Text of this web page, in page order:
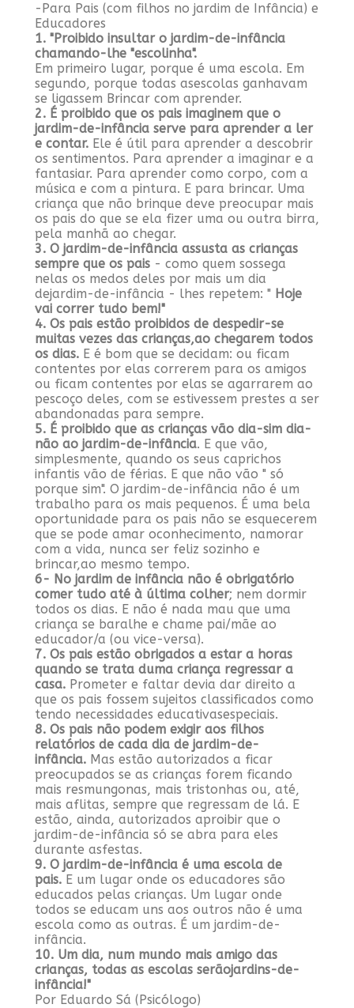
-Para Pais (com filhos no jardim de Infância) e
Educadores
1. "Proibido insultar o jardim-de-infância
chamando-lhe "escolinha".
Em primeiro lugar, porque é uma escola. Em
segundo, porque todas asescolas ganhavam
se ligassem Brincar com aprender.
2. É proibido que os pais imaginem que o
jardim-de-infância serve para aprender a ler
e contar.Ele é útil para aprender a descobrir
os sentimentos. Para aprender a imaginar e a
fantasiar. Para aprender como corpo, com a
música e com a pintura. E para brincar. Uma
criança que não brinque deve preocupar mais
os pais do que se ela fizer uma ou outra birra,
pela manhã ao chegar.
3. O jardim-de-infância assusta as crianças
sempre que os pais- como quem sossega
nelas os medos deles por mais um dia
dejardim-de-infância - lhes repetem: " Hoje
vai correr tudo bem!"
4. Os pais estão proibidos de despedir-se
muitas vezes das crianças,ao chegarem todos
os dias.E é bom que se decidam: ou ficam
contentes por elas correrem para os amigos
ou ficam contentes por elas se agarrarem ao
pescoço deles, com se estivessem prestes a ser
abandonadas para sempre.
5. É proibido que as crianças vão dia-sim dia-
não ao jardim-de-infância. E que vão,
simplesmente, quando os seus caprichos
infantis vão de férias. E que não vão " só
porque sim". O jardim-de-infância não é um
trabalho para os mais pequenos. É uma bela
oportunidade para os pais não se esquecerem
que se pode amar oconhecimento, namorar
com a vida, nunca ser feliz sozinho e
brincar,ao mesmo tempo.
6- No jardim de infância não é obrigatório
comer tudo até à última colher; nem dormir
todos os dias. E não é nada mau que uma
criança se baralhe e chame pai/mãe ao
educador/a (ou vice-versa).
7. Os pais estão obrigados a estar a horas
quando se trata duma criança regressar a
casa.Prometer e faltar devia dar direito a
que os pais fossem sujeitos classificados como
tendo necessidades educativasespeciais.
8. Os pais não podem exigir aos filhos
relatórios de cada dia de jardim-de-
infância.Mas estão autorizados a ficar
preocupados se as crianças forem ficando
mais resmungonas, mais tristonhas ou, até,
mais aflitas, sempre que regressam de lá. E
estão, ainda, autorizados aproibir que o
jardim-de-infância só se abra para eles
durante asfestas.
9. O jardim-de-infância é uma escola de
pais.E um lugar onde os educadores são
educados pelas crianças. Um lugar onde
todos se educam uns aos outros não é uma
escola como as outras. É um jardim-de-
infância.
10. Um dia, num mundo mais amigo das
crianças, todas as escolas serãojardins-de-
infância!"
Por Eduardo Sá (Psicólogo)